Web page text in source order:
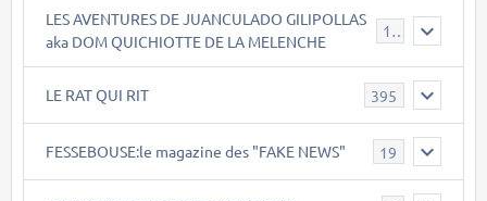
LES AVENTURES DE JUANCULADO GILIPOLLAS
aka DOM QUICHIOTTE DE LA MELENCHE
119
LE RAT QUI RIT 395
FESSEBOUSE:le magazine des "FAKE NEWS" 19